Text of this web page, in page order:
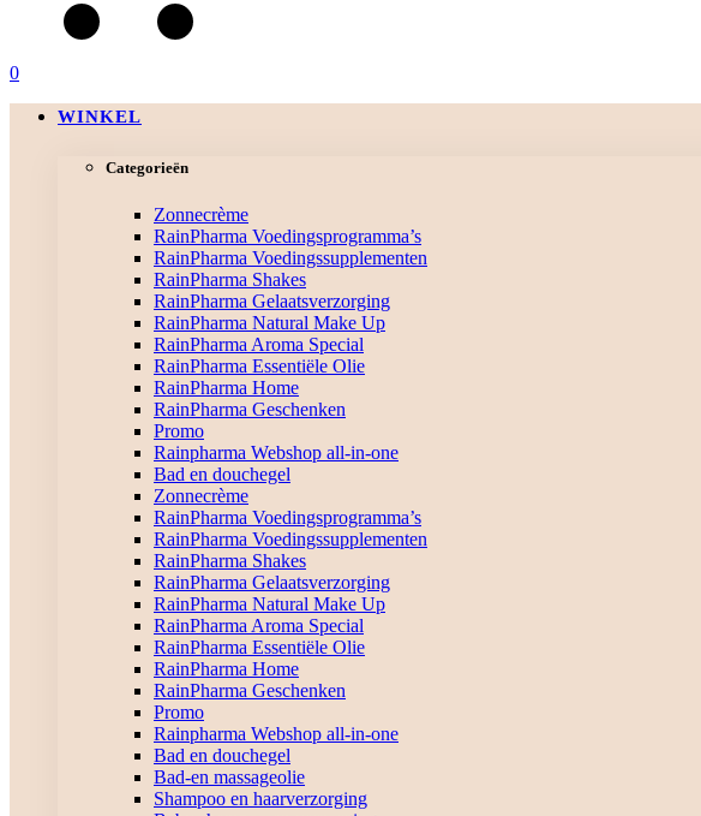
0
WINKEL
Categorieën
Zonnecrème
RainPharma Voedingsprogramma’s
RainPharma Voedingssupplementen
RainPharma Shakes
RainPharma Gelaatsverzorging
RainPharma Natural Make Up
RainPharma Aroma Special
RainPharma Essentiële Olie
RainPharma Home
RainPharma Geschenken
Promo
Rainpharma Webshop all-in-one
Bad en douchegel
Zonnecrème
RainPharma Voedingsprogramma’s
RainPharma Voedingssupplementen
RainPharma Shakes
RainPharma Gelaatsverzorging
RainPharma Natural Make Up
RainPharma Aroma Special
RainPharma Essentiële Olie
RainPharma Home
RainPharma Geschenken
Promo
Rainpharma Webshop all-in-one
Bad en douchegel
Bad-en massageolie
Shampoo en haarverzorging